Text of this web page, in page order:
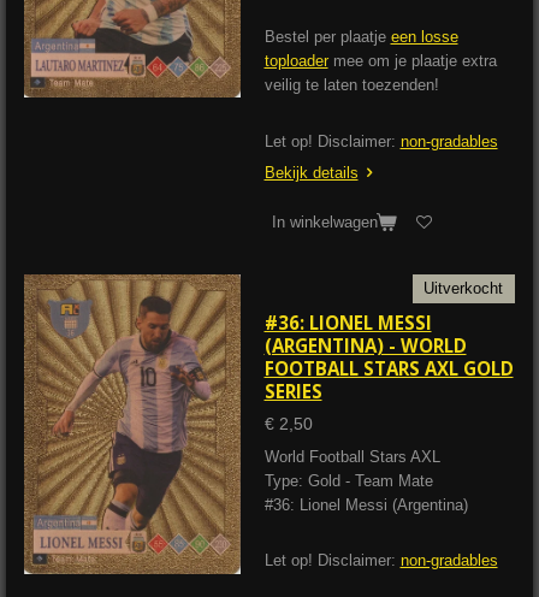
Bestel per plaatje een losse
toploadermee om je plaatje extra
veilig te laten toezenden!
Let op! Disclaimer: non-gradables
Bekijk details
In winkelwagen
Uitverkocht
#36: LIONEL MESSI
(ARGENTINA) - WORLD
FOOTBALL STARS AXL GOLD
SERIES
€ 2,50
World Football Stars AXL
Type: Gold - Team Mate
#36: Lionel Messi (Argentina)
Let op! Disclaimer: non-gradables